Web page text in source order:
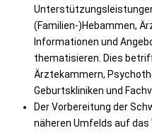
(Familien-)Hebammen,
Informationen und
thematisieren. Dies
Ärztekammern,
Geburtskliniken und
Der Vorbereitung der
näheren Umfelds auf